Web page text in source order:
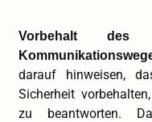
Vorbehalt des
darauf hinweisen,
Sicherheit
zu beantworten.